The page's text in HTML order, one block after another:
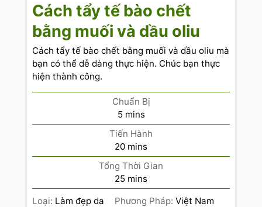
Cách tẩy tế bào chết
bằng muối và dầu oliu
Cách tẩy tế bào chết bằng muối và dầu oliu mà
bạn có thể dễ dàng thực hiện. Chúc bạn thực
hiện thành công.
Chuẩn Bị
5 mins
Tiến Hành
20 mins
Tổng Thời Gian
25 mins
Loại: Làm đẹp da Phương Pháp: Việt Nam